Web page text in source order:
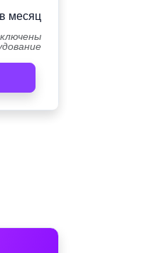
месяц